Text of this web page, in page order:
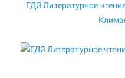
ГДЗ Литературное